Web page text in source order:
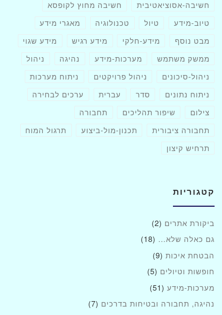
חשיבה-אסוציאטיבית חשיבה מחוץ לקופסא
טיוב-מידע טיול טכנולוגיה מאגרי מידע
מבט נוסף מידע-חלקי מידע רגיש מידע שגוי
ממשק משתמש מערכות-מידע נהיגה ניהול
ניהול-סיכונים ניהול פרויקטים ניתוח מערכות
ניתוח נתונים סדר עברית ערכים לבחירה
צילום שיפור תהליכים תחבורה
תחבורה ציבורית תכנון-מול-ביצוע תרגול המוח
תרחיש קיצון
קטגוריות
ביקורת אתרים (2)
גם כאלה שלא… (18)
הבטחת איכות (9)
חופשות וטיולים (5)
מערכות-מידע (51)
נהיגה, תחבורה ובטיחות בדרכים (7)